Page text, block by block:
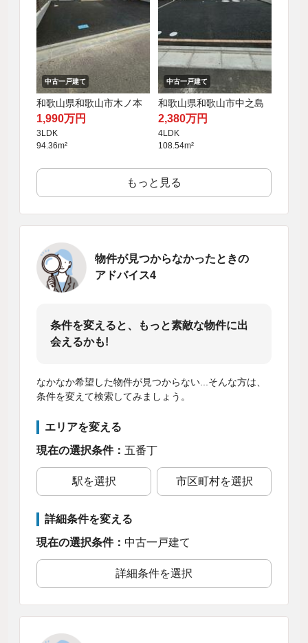
中古一戸建て
和歌山県和歌山市木ノ本
1,990万円
3LDK
94.36m²
中古一戸建て
和歌山県和歌山市中之島
2,380万円
4LDK
108.54m²
もっと見る
物件が見つからなかったときの
アドバイス4
条件を変えると、もっと素敵な物件に出
会えるかも!
なかなか希望した物件が見つからない...そんな方は、
条件を変えて検索してみましょう。
エリアを変える
現在の選択条件： 五番丁
駅を選択 市区町村を選択
詳細条件を変える
現在の選択条件： 中古一戸建て
詳細条件を選択